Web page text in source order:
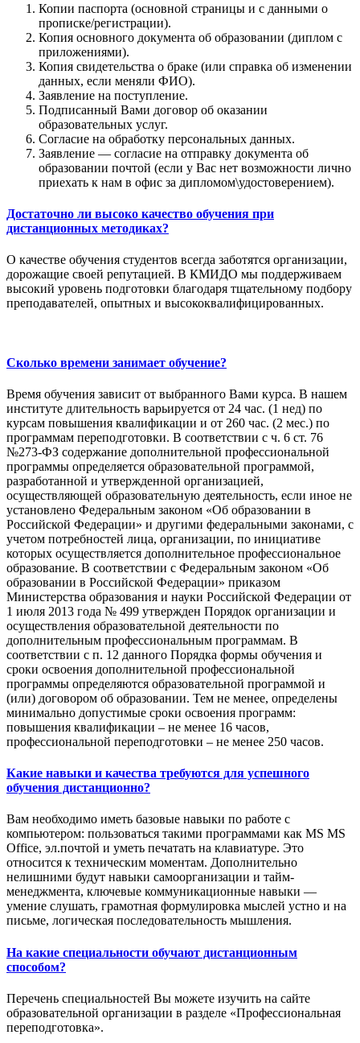
Копии паспорта (основной страницы и с данными о
прописке/регистрации).
Копия основного документа об образовании (диплом с
приложениями).
Копия свидетельства о браке (или справка об изменении
данных, если меняли ФИО).
Заявление на поступление.
Подписанный Вами договор об оказании
образовательных услуг.
Согласие на обработку персональных данных.
Заявление — согласие на отправку документа об
образовании почтой (если у Вас нет возможности лично
приехать к нам в офис за дипломом\удостоверением).
Достаточно ли высоко качество обучения при
дистанционных методиках?
О качестве обучения студентов всегда заботятся организации,
дорожащие своей репутацией. В КМИДО мы поддерживаем
высокий уровень подготовки благодаря тщательному подбору
преподавателей, опытных и высококвалифицированных.
Сколько времени занимает обучение?
Время обучения зависит от выбранного Вами курса. В нашем
институте длительность варьируется от 24 час. (1 нед) по
курсам повышения квалификации и от 260 час. (2 мес.) по
программам переподготовки. В соответствии с ч. 6 ст. 76
№273-ФЗ содержание дополнительной профессиональной
программы определяется образовательной программой,
разработанной и утвержденной организацией,
осуществляющей образовательную деятельность, если иное не
установлено Федеральным законом «Об образовании в
Российской Федерации» и другими федеральными законами, с
учетом потребностей лица, организации, по инициативе
которых осуществляется дополнительное профессиональное
образование. В соответствии с Федеральным законом «Об
образовании в Российской Федерации» приказом
Министерства образования и науки Российской Федерации от
1 июля 2013 года № 499 утвержден Порядок организации и
осуществления образовательной деятельности по
дополнительным профессиональным программам. В
соответствии с п. 12 данного Порядка формы обучения и
сроки освоения дополнительной профессиональной
программы определяются образовательной программой и
(или) договором об образовании. Тем не менее, определены
минимально допустимые сроки освоения программ:
повышения квалификации – не менее 16 часов,
профессиональной переподготовки – не менее 250 часов.
Какие навыки и качества требуются для успешного
обучения дистанционно?
Вам необходимо иметь базовые навыки по работе с
компьютером: пользоваться такими программами как MS MS
Office, эл.почтой и уметь печатать на клавиатуре. Это
относится к техническим моментам. Дополнительно
нелишними будут навыки самоорганизации и тайм-
менеджмента, ключевые коммуникационные навыки —
умение слушать, грамотная формулировка мыслей устно и на
письме, логическая последовательность мышления.
На какие специальности обучают дистанционным
способом?
Перечень специальностей Вы можете изучить на сайте
образовательной организации в разделе «Профессиональная
переподготовка».